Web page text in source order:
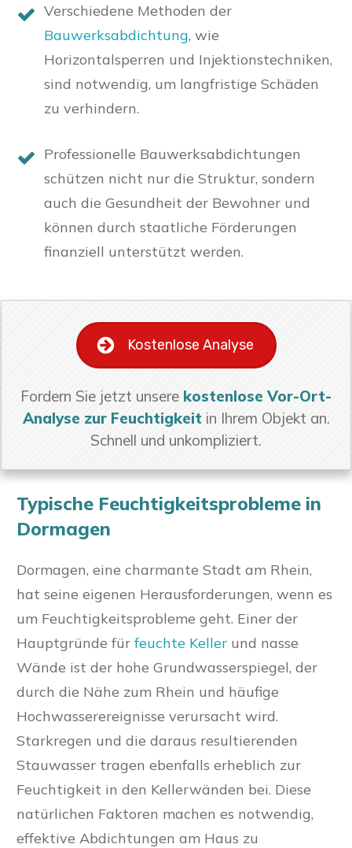
Verschiedene Methoden der
Bauwerksabdichtung, wie
Horizontalsperren und Injektionstechniken,
sind notwendig, um langfristige Schäden
zu verhindern.
Professionelle Bauwerksabdichtungen
schützen nicht nur die Struktur, sondern
auch die Gesundheit der Bewohner und
können durch staatliche Förderungen
finanziell unterstützt werden.
Kostenlose Analyse
Fordern Sie jetzt unsere kostenlose Vor-Ort-
Analyse zur Feuchtigkeit in Ihrem Objekt an.
Schnell und unkompliziert.
Typische Feuchtigkeitsprobleme in
Dormagen
Dormagen, eine charmante Stadt am Rhein,
hat seine eigenen Herausforderungen, wenn es
um Feuchtigkeitsprobleme geht. Einer der
Hauptgründe für feuchte Keller und nasse
Wände ist der hohe Grundwasserspiegel, der
durch die Nähe zum Rhein und häufige
Hochwasserereignisse verursacht wird.
Starkregen und die daraus resultierenden
Stauwasser tragen ebenfalls erheblich zur
Feuchtigkeit in den Kellerwänden bei. Diese
natürlichen Faktoren machen es notwendig,
effektive Abdichtungen am Haus zu